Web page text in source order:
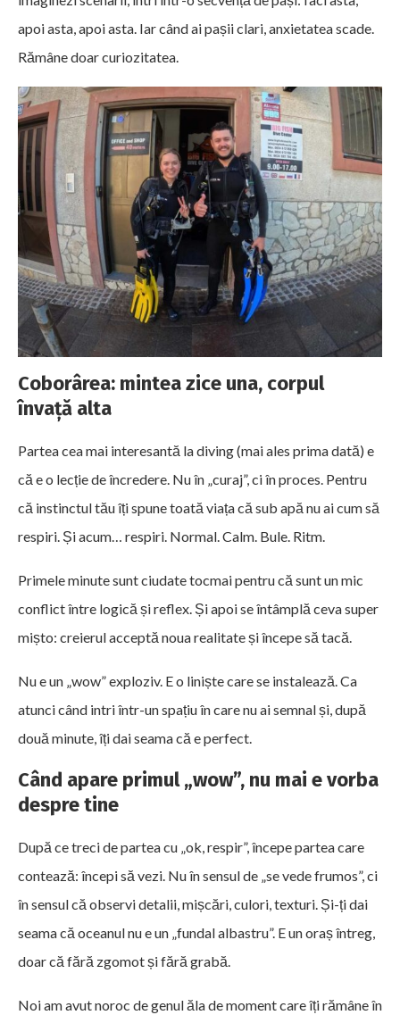
apoi asta, apoi asta. Iar când ai pașii clari, anxietatea scade.
Rămâne doar curiozitatea.
Coborârea: mintea zice una, corpul
învață alta
Partea cea mai interesantă la diving (mai ales prima dată) e
că e o lecție de încredere. Nu în „curaj”, ci în proces. Pentru
că instinctul tău îți spune toată viața că sub apă nu ai cum să
respiri. Și acum… respiri. Normal. Calm. Bule. Ritm.
Primele minute sunt ciudate tocmai pentru că sunt un mic
conflict între logică și reflex. Și apoi se întâmplă ceva super
mișto: creierul acceptă noua realitate și începe să tacă.
Nu e un „wow” exploziv. E o liniște care se instalează. Ca
atunci când intri într-un spațiu în care nu ai semnal și, după
două minute, îți dai seama că e perfect.
Când apare primul „wow”, nu mai e vorba
despre tine
După ce treci de partea cu „ok, respir”, începe partea care
contează: începi să vezi. Nu în sensul de „se vede frumos”, ci
în sensul că observi detalii, mișcări, culori, texturi. Și-ți dai
seama că oceanul nu e un „fundal albastru”. E un oraș întreg,
doar că fără zgomot și fără grabă.
Noi am avut noroc de genul ăla de moment care îți rămâne în